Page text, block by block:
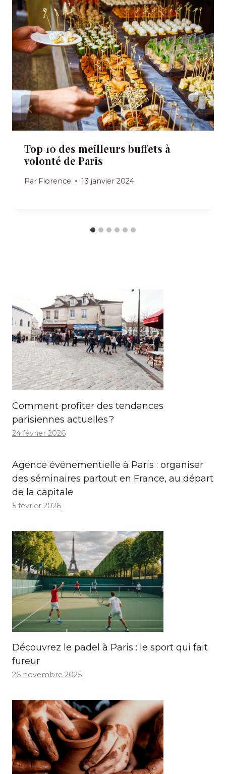
Top 10 des meilleurs buffets à
volonté de Paris
Par Florence 13 janvier 2024
Comment profiter des tendances
parisiennes actuelles ?
24 février 2026
Agence événementielle à Paris : organiser
des séminaires partout en France, au départ
de la capitale
5 février 2026
Découvrez le padel à Paris : le sport qui fait
fureur
26 novembre 2025